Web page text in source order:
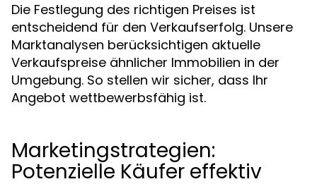
Die Festlegung des richtigen Preises ist
entscheidend für den Verkaufserfolg. Unsere
Marktanalysen berücksichtigen aktuelle
Verkaufspreise ähnlicher Immobilien in der
Umgebung. So stellen wir sicher, dass Ihr
Angebot wettbewerbsfähig ist.
Marketingstrategien:
Potenzielle Käufer effektiv